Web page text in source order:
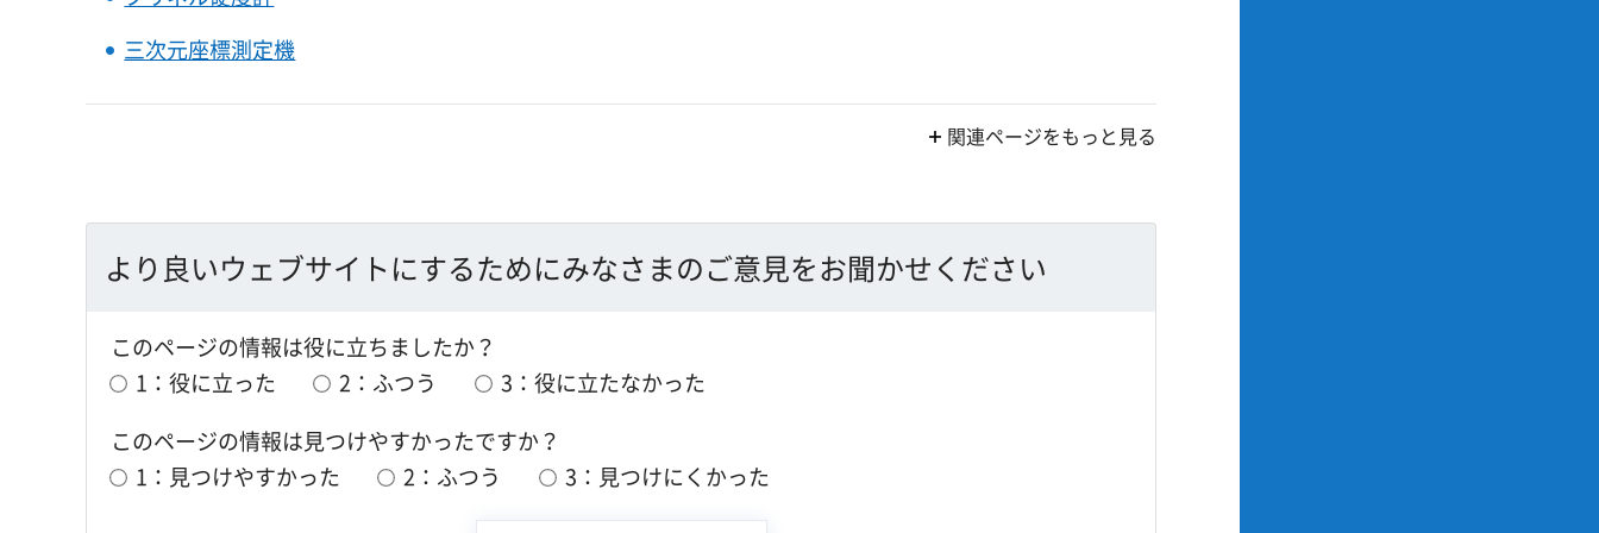
三次元座標測定機
関連ページをもっと見る
より良いウェブサイトにするためにみなさまのご意見をお聞かせください
このページの情報は役に立ちましたか？
1：役に立った
2：ふつう
3：役に立たなかった
このページの情報は見つけやすかったですか？
1：見つけやすかった
2：ふつう 3：見つけにくかった